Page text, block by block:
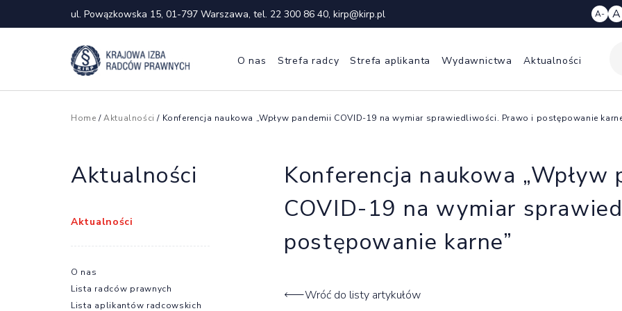
ul. Powązkowska 15, 01-797 Warszawa, tel. 22 300 86 40, kirp@kirp.pl A- A
O nas Strefa radcy Strefa aplikanta Wydawnictwa Aktualności
Home /Aktualności / Konferencja naukowa „Wpływ pandemii COVID-19 na wymiar sprawiedliwości. Prawo i postępowanie
Konferencja naukowa „Wpływ
COVID-19 na wymiar
postępowanie karne”
Wróć do listy artykułów
Aktualności
Aktualności
O nas
Lista radców prawnych
Lista aplikantów radcowskich